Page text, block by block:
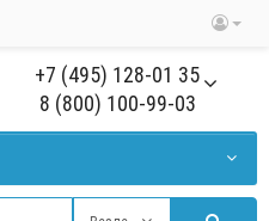
+7 (495) 128-01 35
8 (800) 100-99-03